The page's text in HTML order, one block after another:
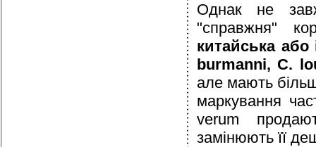
Однак не
"справжня"
китайська або
burmanni, C.
але мають
маркування
verum
замінюють її